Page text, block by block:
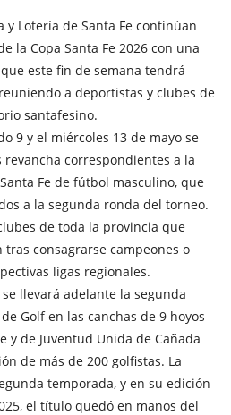
y Lotería de Santa Fe continúan
la Copa Santa Fe 2026 con una
este fin de semana tendrá
a deportistas y clubes de
santafesino.
9 y el miércoles 13 de mayo se
correspondientes a la
Fe de fútbol masculino, que
a la segunda ronda del torneo.
de toda la provincia que
consagrarse campeones o
ligas regionales.
llevará adelante la segunda
Golf en las canchas de 9 hoyos
y de Juventud Unida de Cañada
de más de 200 golfistas. La
temporada, y en su edición
el título quedó en manos del